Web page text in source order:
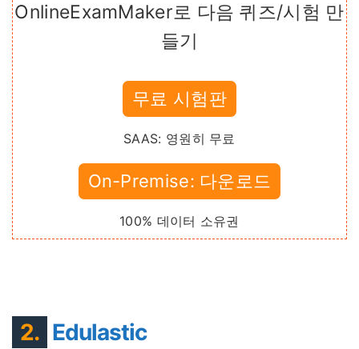
OnlineExamMaker로 다음 퀴즈/시험 만
들기
무료 시험판
SAAS: 영원히 무료
On-Premise: 다운로드
100% 데이터 소유권
2. Edulastic